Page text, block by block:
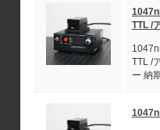
TTL /
TTL /
ー 納